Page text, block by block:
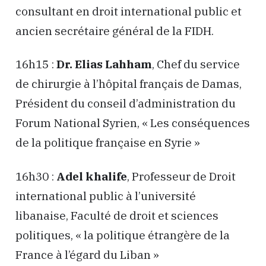
consultant en droit international public et
ancien secrétaire général de la FIDH.
16h15 : Dr. Elias Lahham, Chef du service
de chirurgie à l’hôpital français de Damas,
Président du conseil d’administration du
Forum National Syrien, « Les conséquences
de la politique française en Syrie »
16h30 : Adel khalife, Professeur de Droit
international public à l’université
libanaise, Faculté de droit et sciences
politiques, « la politique étrangère de la
France à l’égard du Liban »